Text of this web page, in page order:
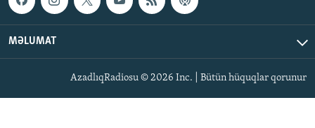
MƏLUMAT
AzadlıqRadiosu © 2026 Inc. | Bütün hüquqlar qorunur